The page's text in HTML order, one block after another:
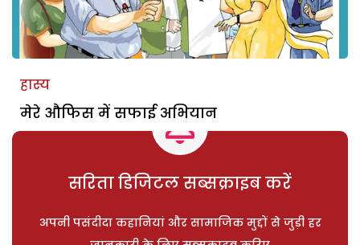
हास्य
मेरे औफिस में सफाई अभियान
सरिता डिजिटल सब्सक्राइब करें
अपनी पसंदीदा कहानियां और सामाजिक मुद्दों से जुड़ी हर